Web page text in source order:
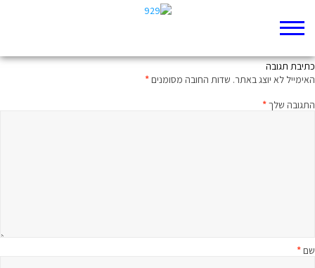
ממעמקים קראתיך: מיטיבי לכת לבראשית פרק מח
כתיבת תגובה
האימייל לא יוצג באתר. שדות החובה מסומנים*
התגובה שלך*
שם*